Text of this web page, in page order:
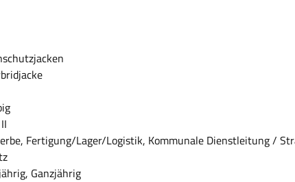
Fertigung/Lager/Logistik, Kommunale Dienstleitung /
Ganzjährig